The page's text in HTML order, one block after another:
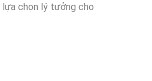
lựa chọn lý tưởng cho